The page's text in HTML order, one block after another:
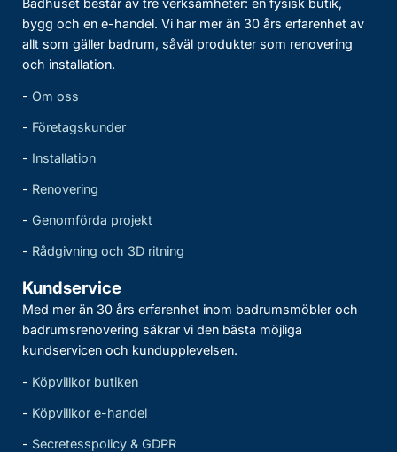
bygg och en e-handel. Vi har mer än 30 års erfarenhet av
allt som gäller badrum, såväl produkter som renovering
och installation.
- Om oss
- Företagskunder
- Installation
- Renovering
- Genomförda projekt
- Rådgivning och 3D ritning
Kundservice
Med mer än 30 års erfarenhet inom badrumsmöbler och
badrumsrenovering säkrar vi den bästa möjliga
kundservicen och kundupplevelsen.
- Köpvillkor butiken
- Köpvillkor e-handel
- Secretesspolicy & GDPR